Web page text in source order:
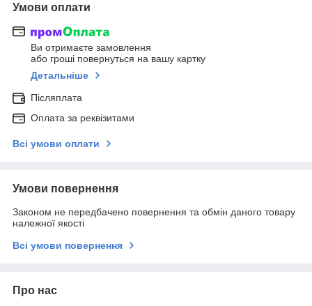
Умови оплати
Ви отримаєте замовлення
або гроші повернуться на вашу картку
Детальніше
Післяплата
Оплата за реквізитами
Всі умови оплати
Умови повернення
Законом не передбачено повернення та обмін даного товару
належної якості
Всі умови повернення
Про нас